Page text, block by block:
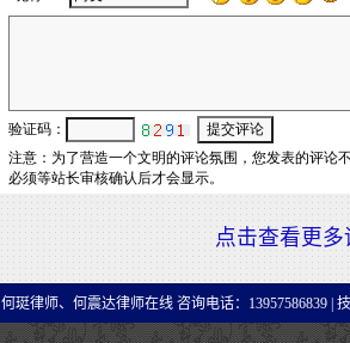
点击查看更多
何珽律师、何震达律师在线 咨询电话：13957586839 |